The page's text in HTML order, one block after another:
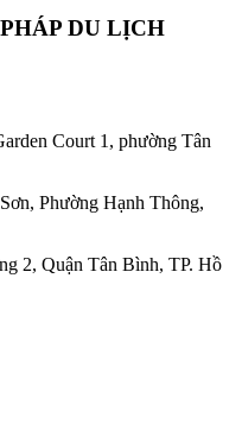
DU LỊCH
Court 1, phường Tân
Phường Hạnh Thông,
2, Quận Tân Bình, TP. Hồ